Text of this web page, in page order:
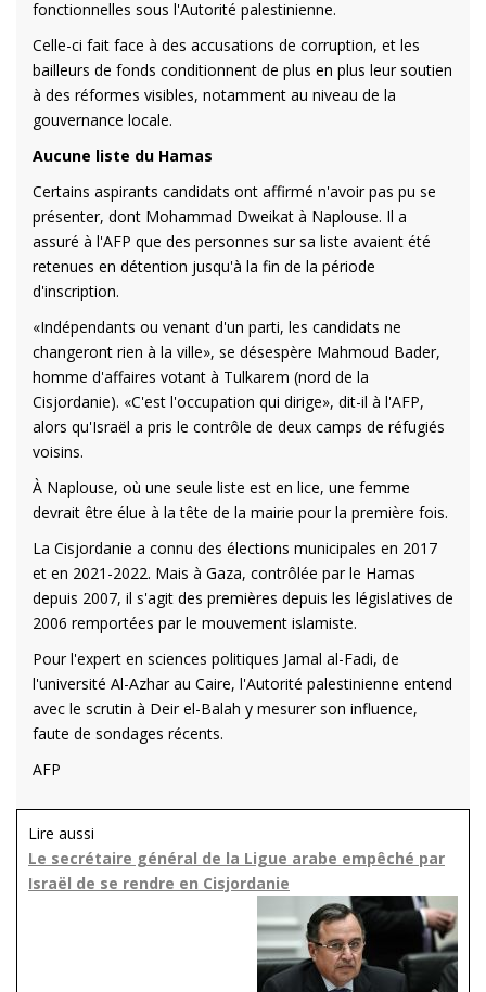
fonctionnelles sous l'Autorité palestinienne.
Celle-ci fait face à des accusations de corruption, et les
bailleurs de fonds conditionnent de plus en plus leur soutien
à des réformes visibles, notamment au niveau de la
gouvernance locale.
Aucune liste du Hamas
Certains aspirants candidats ont affirmé n'avoir pas pu se
présenter, dont Mohammad Dweikat à Naplouse. Il a
assuré à l'AFP que des personnes sur sa liste avaient été
retenues en détention jusqu'à la fin de la période
d'inscription.
«Indépendants ou venant d'un parti, les candidats ne
changeront rien à la ville», se désespère Mahmoud Bader,
homme d'affaires votant à Tulkarem (nord de la
Cisjordanie). «C'est l'occupation qui dirige», dit-il à l'AFP,
alors qu'Israël a pris le contrôle de deux camps de réfugiés
voisins.
À Naplouse, où une seule liste est en lice, une femme
devrait être élue à la tête de la mairie pour la première fois.
La Cisjordanie a connu des élections municipales en 2017
et en 2021-2022. Mais à Gaza, contrôlée par le Hamas
depuis 2007, il s'agit des premières depuis les législatives de
2006 remportées par le mouvement islamiste.
Pour l'expert en sciences politiques Jamal al-Fadi, de
l'université Al-Azhar au Caire, l'Autorité palestinienne entend
avec le scrutin à Deir el-Balah y mesurer son influence,
faute de sondages récents.
AFP
Lire aussi
Le secrétaire général de la Ligue arabe empêché par
Israël de se rendre en Cisjordanie